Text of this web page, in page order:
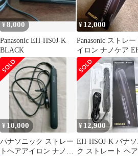
¥8,000
Panasonic EH-HS0J-K
BLACK
¥ 12,000
Panasonic ストレー
イロン ナノケア
HS0J-K 黒
¥ 10,000
パナソニック ストレー
トヘアアイロン ナノケ
¥ 12,900
EH-HSOJ-K パナソ
ク ストレート ヘア